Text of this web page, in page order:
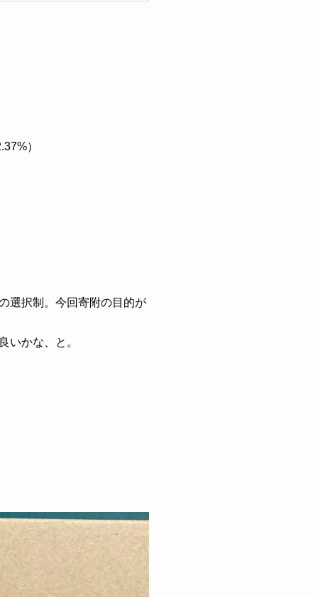
）
選択制。今回寄附の目的が
いかな、と。